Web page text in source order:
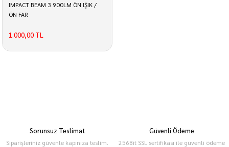
IMPACT BEAM 3 900LM ÖN IŞIK /
ÖN FAR
1.000,00 TL
Sorunsuz Teslimat
Siparişleriniz güvenle kapınıza teslim.
Güvenli Ödeme
256Bit SSL sertifikası ile güvenli ödeme